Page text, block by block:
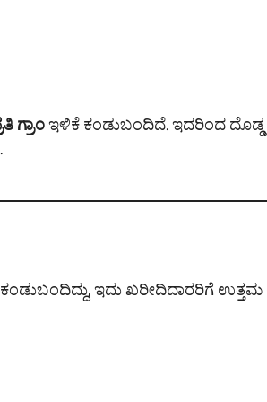
ಗ್ರಾಂಇಳಿಕೆ ಕಂಡುಬಂದಿದೆ. ಇದರಿಂದ ದೊಡ್ಡ
ಇದು ಖರೀದಿದಾರರಿಗೆ ಉತ್ತಮ